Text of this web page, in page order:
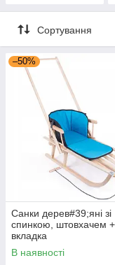
Сортування
–50%
Санки дерев#39;яні зі
спинкою, штовхачем
вкладка
В наявності